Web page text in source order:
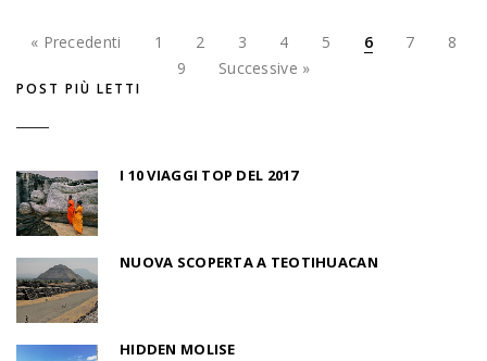
« Precedenti 1 2 3 4 5 6 7
8
9
Successive »
POST PIÙ LETTI
I 10 VIAGGI TOP DEL 2017
NUOVA SCOPERTA A TEOTIHUACAN
HIDDEN MOLISE